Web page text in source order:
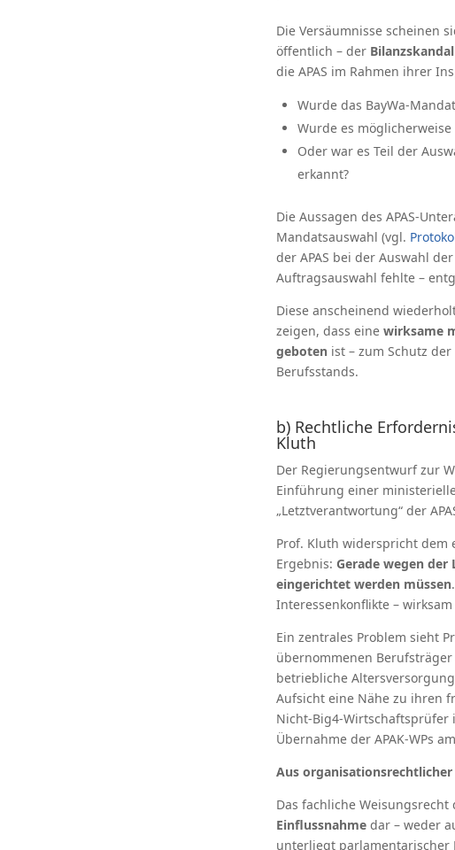
Die Versäumnisse scheinen
öffentlich – der
die APAS im Rahmen ihrer
Wurde das BayWa-
Wurde es möglicherweise
Oder war es Teil der
erkannt?
Die Aussagen des APAS-
Mandatsauswahl (vgl.
der APAS bei der Auswahl
Auftragsauswahl fehlte –
Diese anscheinend
zeigen, dass eine wirksame
geboten ist – zum Schutz
Berufsstands.
b) Rechtliche
Kluth
Der Regierungsentwurf zur
Einführung einer
„Letztverantwortung“ der
Prof. Kluth widerspricht dem
Ergebnis: Gerade wegen
eingerichtet werden müssen
Interessenkonflikte –
Ein zentrales Problem sieht
übernommenen Berufsträger
betriebliche
Aufsicht eine Nähe zu ihren
Nicht-Big4-Wirtschaftsprüfer
Übernahme der APAK-WPs
Aus
Das fachliche
Einflussnahme dar – weder
unterliegt parlamentarischer